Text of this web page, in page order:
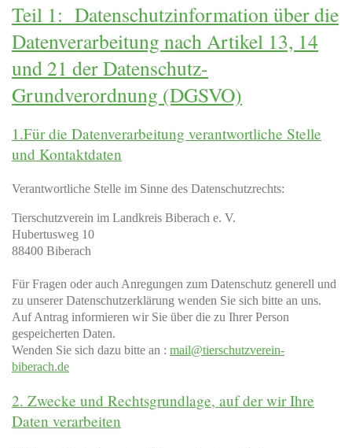
Teil 1: Datenschutzinformation über die
Datenverarbeitung nach Artikel 13, 14
und 21 der Datenschutz-
Grundverordnung (DGSVO)
1.Für die Datenverarbeitung verantwortliche Stelle
und Kontaktdaten
Verantwortliche Stelle im Sinne des Datenschutzrechts:
Tierschutzverein im Landkreis Biberach e. V.
Hubertusweg 10
88400 Biberach
Für Fragen oder auch Anregungen zum Datenschutz generell und
zu unserer Datenschutzerklärung wenden Sie sich bitte an uns.
Auf Antrag informieren wir Sie über die zu Ihrer Person
gespeicherten Daten.
Wenden Sie sich dazu bitte an : mail@tierschutzverein-
biberach.de
2. Zwecke und Rechtsgrundlage, auf der wir Ihre
Daten verarbeiten